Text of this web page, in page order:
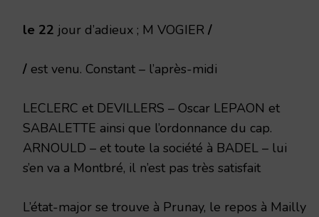
le 22 jour d’adieux ; M VOGIER /
/ est venu. Constant – l’après-midi
LECLERC et DEVILLERS – Oscar LEPAON et
SABALETTE ainsi que l’ordonnance du cap.
ARNOULD – et toute la société à BADEL – lui
s’en va a Montbré, il n’est pas très satisfait
L’état-major se trouve à Prunay, le repos à Mailly